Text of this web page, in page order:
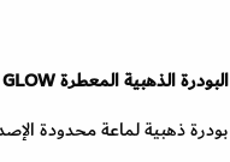
البودرة الذهبية المعطرة
بودرة ذهبية لماعة محدودة